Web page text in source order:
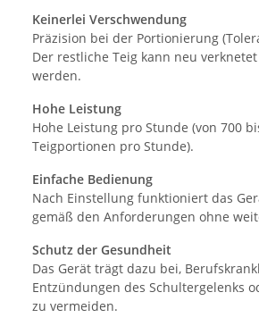
Keinerlei Verschwendung
Präzision bei der Portionierung
Der restliche Teig kann neu
werden.
Hohe Leistung
Hohe Leistung pro Stunde (von 700
Teigportionen pro Stunde).
Einfache Bedienung
Nach Einstellung funktioniert das
gemäß den Anforderungen ohne
Schutz der Gesundheit
Das Gerät trägt dazu bei,
Entzündungen des Schultergelenks
zu vermeiden.